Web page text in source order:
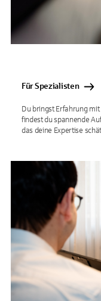
Für Spezialisten
Du bringst Erfahrung
findest du spannende
das deine Expertise